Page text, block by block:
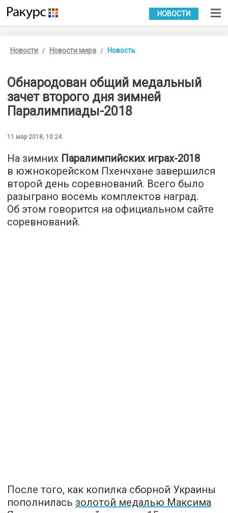
УКР РУС
НОВОСТИ
Новости Новости мира Новость
Обнародован общий медальный
зачет второго дня зимней
Паралимпиады-2018
11 мар 2018, 10:24
На зимних Паралимпийских играх-2018
в южнокорейском Пхенчхане завершился
второй день соревнований. Всего было
разыграно восемь комплектов наград.
Об этом говорится на официальном сайте
соревнований.
После того, как копилка сборной Украины
пополнилась золотой медалью Максима